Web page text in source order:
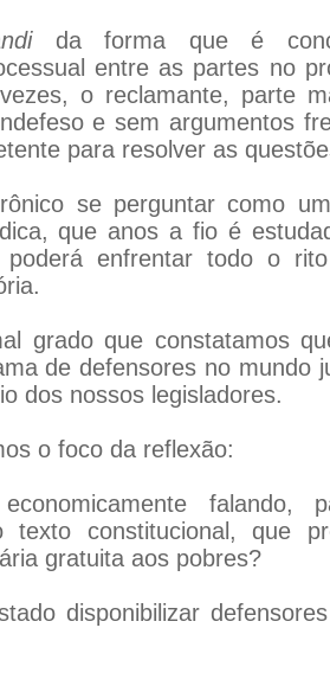
da forma que é
entre as partes no
o reclamante, parte
e sem argumentos
para resolver as
se perguntar como
que anos a fio é
enfrentar todo o
grado que constatamos
de defensores no mundo
dos nossos legisladores.
o foco da reflexão:
texto constitucional, que
gratuita aos pobres?
disponibilizar